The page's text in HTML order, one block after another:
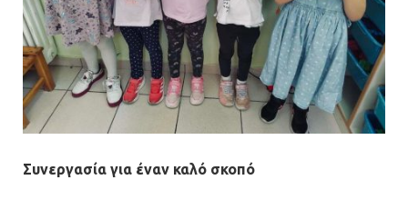
Συνεργασία για έναν καλό σκοπό